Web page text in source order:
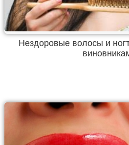
Нездоровые волосы и